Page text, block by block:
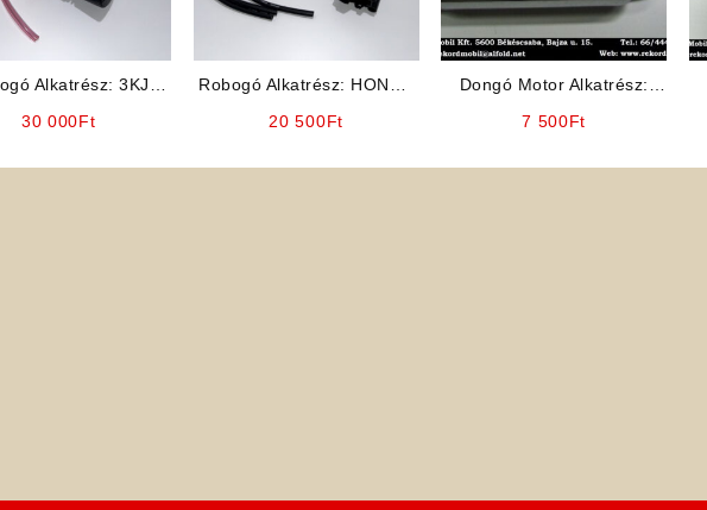
Alkatrész: 3KJ
30 000Ft
Robogó Alkatrész: HONDA
20 500Ft
Dongó Motor Alkatrész:
7 500Ft